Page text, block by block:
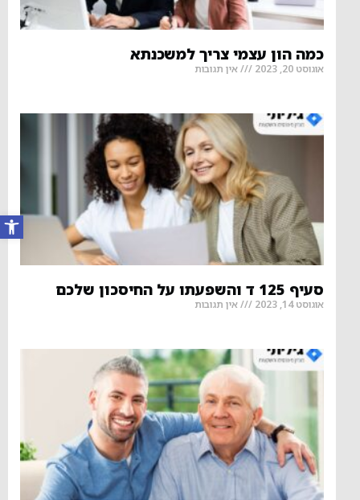
פתח
כמה הון עצמי צריך למשכנתא
אוגוסט 20, 2023 אין תגובות
סעיף 125 ד והשפעתו על החיסכון שלכם
אוגוסט 14, 2023 אין תגובות